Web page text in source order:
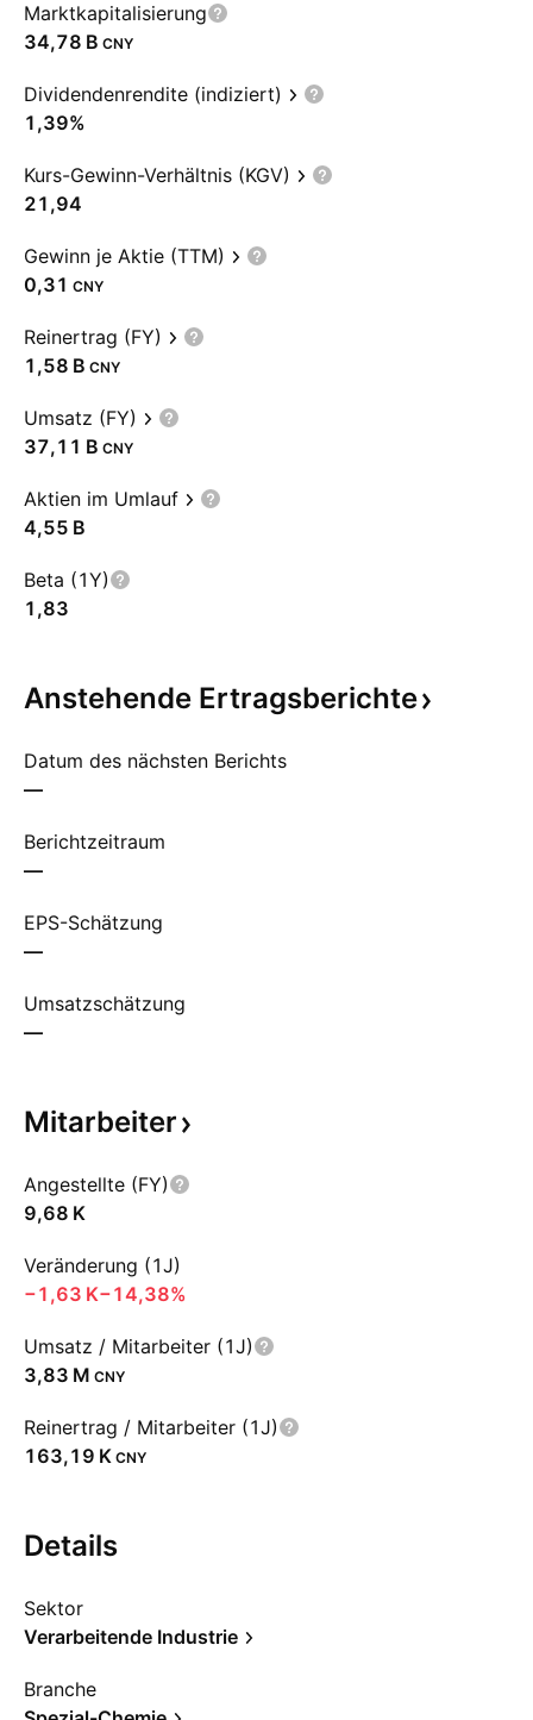
Marktkapitalisierung
‪34,78 B‬ CNY
Dividendenrendite (indiziert)
1,39%
Kurs-Gewinn-Verhältnis (KGV)
21,94
Gewinn je Aktie (TTM)
0,31 CNY
Reinertrag (FY)
‪1,58 B‬ CNY
Umsatz (FY)
‪37,11 B‬ CNY
Aktien im Umlauf
‪4,55 B‬
Beta (1Y)
1,83
Anstehende Ertragsberichte
Datum des nächsten Berichts
—
Berichtzeitraum
—
EPS-Schätzung
—
Umsatzschätzung
—
Mitarbeiter
Angestellte (FY)
‪9,68 K‬
Veränderung (1J)
‪−1,63 K‬−14,38%
Umsatz / Mitarbeiter (1J)
‪3,83 M‬ CNY
Reinertrag / Mitarbeiter (1J)
‪163,19 K‬ CNY
Details
Sektor
Verarbeitende Industrie
Branche